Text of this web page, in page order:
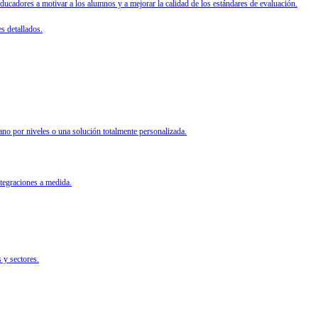
a motivar a los alumnos y a mejorar la calidad de los estándares de evaluación.
detallados.
por niveles o una solución totalmente personalizada.
a medida.
y sectores.